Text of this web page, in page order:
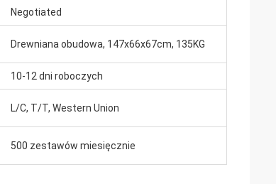
Negotiated
Drewniana obudowa, 147x66x67cm, 135KG
10-12 dni roboczych
L/C, T/T, Western Union
500 zestawów miesięcznie